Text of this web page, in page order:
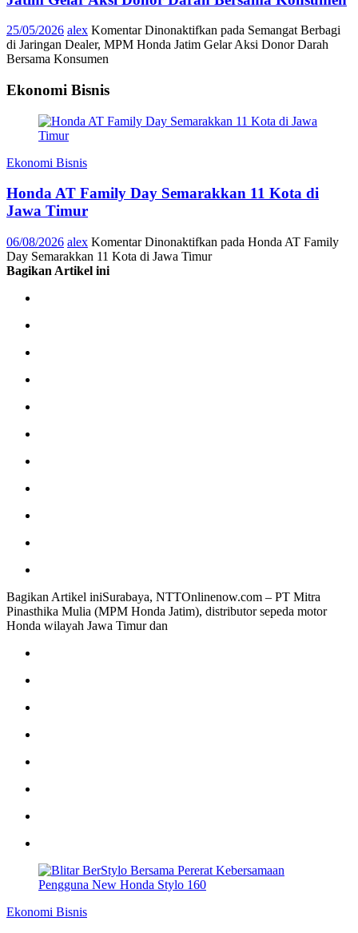
25/05/2026 alex Komentar Dinonaktifkan pada Semangat Berbagi
di Jaringan Dealer, MPM Honda Jatim Gelar Aksi Donor Darah
Bersama Konsumen
Ekonomi Bisnis
Ekonomi Bisnis
Honda AT Family Day Semarakkan 11 Kota di
Jawa Timur
06/08/2026 alex Komentar Dinonaktifkan pada Honda AT Family
Day Semarakkan 11 Kota di Jawa Timur
Bagikan Artikel ini
Bagikan Artikel iniSurabaya, NTTOnlinenow.com – PT Mitra
Pinasthika Mulia (MPM Honda Jatim), distributor sepeda motor
Honda wilayah Jawa Timur dan
Ekonomi Bisnis